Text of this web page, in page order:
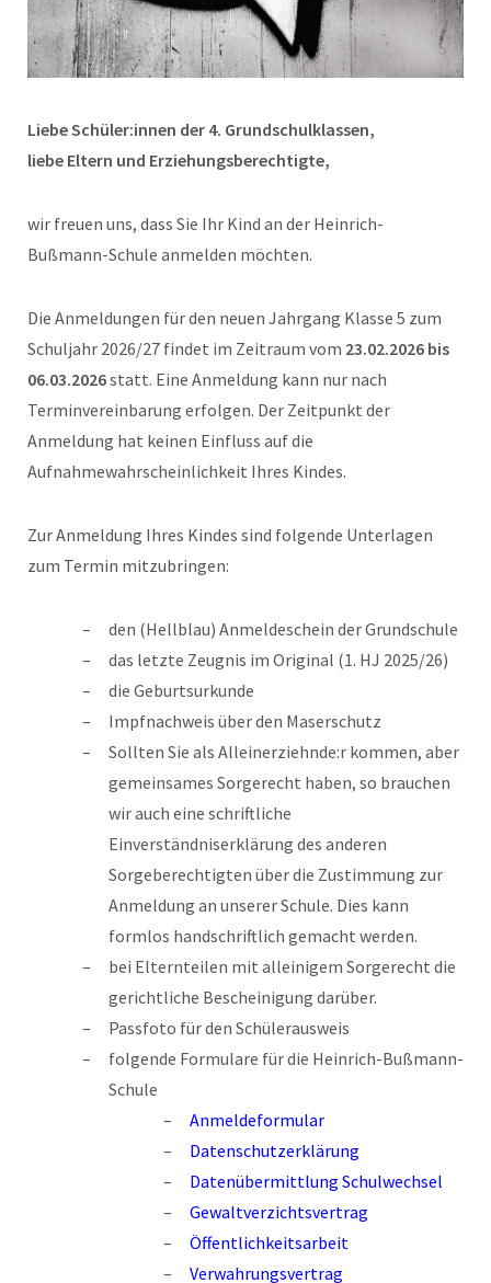
Liebe Schüler:innen der 4. Grundschulklassen,
liebe Eltern und Erziehungsberechtigte,
wir freuen uns, dass Sie Ihr Kind an der Heinrich-
Bußmann-Schule anmelden möchten.
Die Anmeldungen für den neuen Jahrgang Klasse 5 zum
Schuljahr 2026/27 findet im Zeitraum vom 23.02.2026 bis
06.03.2026statt. Eine Anmeldung kann nur nach
Terminvereinbarung erfolgen. Der Zeitpunkt der
Anmeldung hat keinen Einfluss auf die
Aufnahmewahrscheinlichkeit Ihres Kindes.
Zur Anmeldung Ihres Kindes sind folgende Unterlagen
zum Termin mitzubringen:
den (Hellblau) Anmeldeschein der Grundschule
das letzte Zeugnis im Original (1. HJ 2025/26)
die Geburtsurkunde
Impfnachweis über den Maserschutz
Sollten Sie als Alleinerziehnde:r kommen, aber
gemeinsames Sorgerecht haben, so brauchen
wir auch eine schriftliche
Einverständniserklärung des anderen
Sorgeberechtigten über die Zustimmung zur
Anmeldung an unserer Schule. Dies kann
formlos handschriftlich gemacht werden.
bei Elternteilen mit alleinigem Sorgerecht die
gerichtliche Bescheinigung darüber.
Passfoto für den Schülerausweis
folgende Formulare für die Heinrich-Bußmann-
Schule
Anmeldeformular
Datenschutzerklärung
Datenübermittlung Schulwechsel
Gewaltverzichtsvertrag
Öffentlichkeitsarbeit
Verwahrungsvertrag